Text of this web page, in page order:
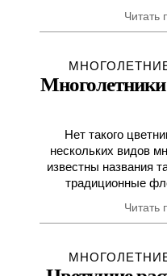
Читать
Многолетники
Нет такого
нескольких видов
известны названия
традиционные
Читать